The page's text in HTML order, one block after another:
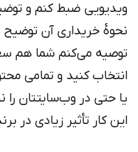
ویدیویی ضبط کنم و
نحوهٔ خریداری آن
توصیه می‌کنم شما هم
انتخاب کنید و تمامی
یا حتی در وب‌سایتتان را
این کار تأثیر زیادی در